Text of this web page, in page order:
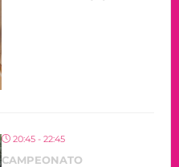
20:45 - 22:45
CAMPEONATO